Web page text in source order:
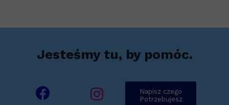
Jesteśmy tu, by pomóc.
Napisz czego
Potrzebujesz